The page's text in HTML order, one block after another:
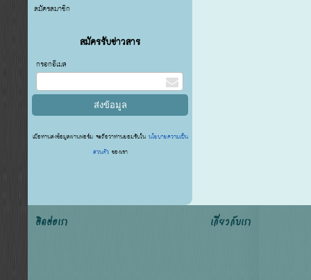
สมัครสมาชิก
สมัครรับข่าวสาร
กรอกอีเมล
เมื่อท่านส่งข้อมูลผ่านฟอร์ม จะถือว่าท่านยอมรับในนโยบายความเป็น
ส่วนตัว ของเรา
ติดต่อเรา เกี่ยวกับเรา